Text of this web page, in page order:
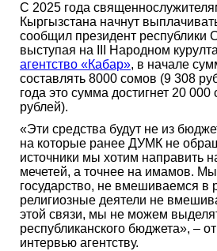
С 2025 года
Кыргызстана начнут
сообщил президент
выступая на III Народном
агентство «Кабар», в начале
составлять 8000 сомов (9 308
года это сумма достигнет 20
рублей).
«Эти средства будут не из
на которые ранее ДУМК не
источники мы хотим направить
мечетей, а точнее на имамов.
государство, не вмешиваемся в
религиозные деятели не
этой связи, мы не можем
республиканского бюджета», –
интервью агентству.